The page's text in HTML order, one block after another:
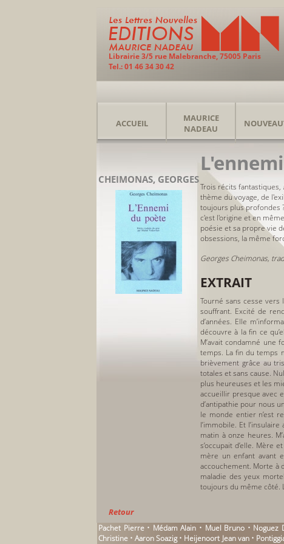
Librairie 3/5 rue Malebranche, 75005 Paris
Tel.: 01 46 34 30 42
ACCUEIL
MAURICE
NADEAU
CHEIMONAS, GEORGES
Trois récits fantastiques,
thème du voyage, de
toujours plus profondes
c'est l'origine et en
poésie et sa propre vie
obsessions, la même
Georges Cheimonas,
EXTRAIT
Tourné sans cesse vers
souffrant. Excité de
d’années. Elle
découvre à la fin ce
M’avait condamné une
temps. La fin du temps
brièvement grâce au
totales et sans cause.
plus heureuses et les
accueillir presque avec
d’antipathie pour nous
le monde entier n’est
l’immobile. Et
matin à onze heures.
s’occupait d’elle. Mère
mère un enfant avant
accouchement. Morte à
maladie des yeux
toujours du même côté.
Retour
Pachet Pierre • Médam Alain • Muel Bruno •
Christine • Aaron Soazig • Heijenoort Jean van •